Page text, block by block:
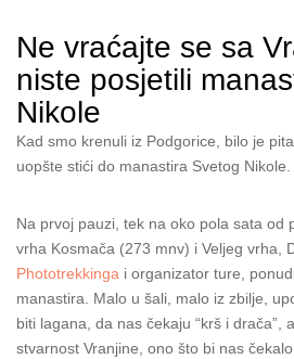
Ne vraćajte se sa
niste posjetili
Nikole
Kad smo krenuli iz Podgorice, bilo je
uopšte stići do manastira Svetog
Na prvoj pauzi, tek na oko pola sata od
vrha Kosmača (273 mnv) i Veljeg vrha,
Phototrekkinga i organizator ture,
manastira. Malo u šali, malo iz zbilje,
biti lagana, da nas čekaju “krš i drača”,
stvarnost Vranjine, ono što bi nas